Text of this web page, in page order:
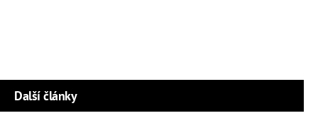
Další články